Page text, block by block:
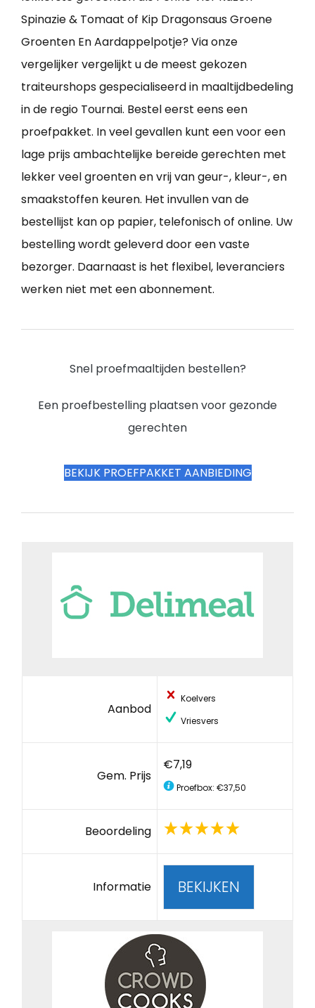
Spinazie & Tomaat of Kip Dragonsaus Groene
Groenten En Aardappelpotje? Via onze
vergelijker vergelijkt u de meest gekozen
traiteurshops gespecialiseerd in maaltijdbedeling
in de regio Tournai. Bestel eerst eens een
proefpakket. In veel gevallen kunt een voor een
lage prijs ambachtelijke bereide gerechten met
lekker veel groenten en vrij van geur-, kleur-, en
smaakstoffen keuren. Het invullen van de
bestellijst kan op papier, telefonisch of online. Uw
bestelling wordt geleverd door een vaste
bezorger. Daarnaast is het flexibel, leveranciers
werken niet met een abonnement.
Snel proefmaaltijden bestellen?
Een proefbestelling plaatsen voor gezonde
gerechten
BEKIJK PROEFPAKKET AANBIEDING
Aanbod
Koelvers
Vriesvers
Gem. Prijs
€7,19
Proefbox: €37,50
Beoordeling
Informatie BEKIJKEN